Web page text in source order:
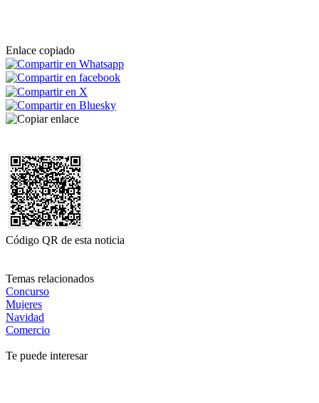
Enlace copiado
Código QR de esta noticia
Temas relacionados
Concurso
Mujeres
Navidad
Comercio
Te puede interesar